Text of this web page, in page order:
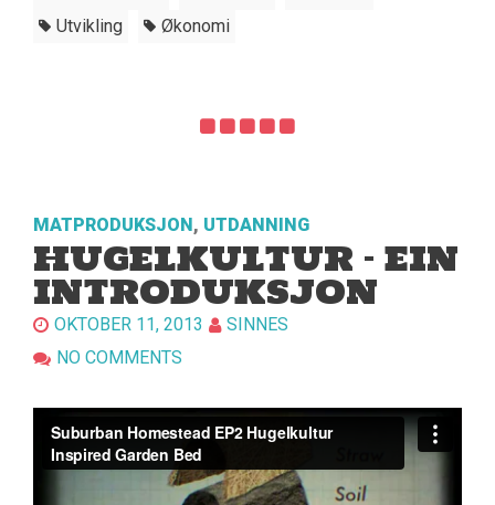
Utvikling
Økonomi
MATPRODUKSJON, UTDANNING
HUGELKULTUR – EIN
INTRODUKSJON
OKTOBER 11, 2013
SINNES
NO COMMENTS